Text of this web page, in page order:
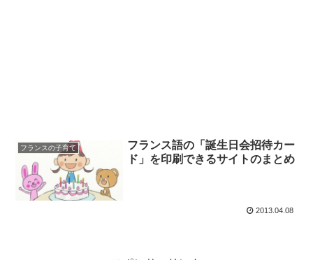
フランスの子育て
フランス語の「誕生日会招待カー
ド」を印刷できるサイトのまとめ
2013.04.08